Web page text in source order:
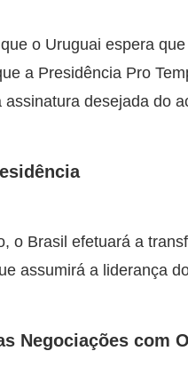
o Uruguai espera
a Presidência Pro
assinatura desejada do
o Brasil efetuará a
assumirá a liderança
Negociações com